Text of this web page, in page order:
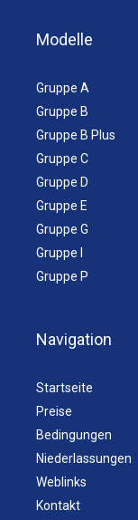
Modelle
Gruppe A
Gruppe B
Gruppe B Plus
Gruppe C
Gruppe D
Gruppe E
Gruppe G
Gruppe I
Gruppe P
Navigation
Startseite
Preise
Bedingungen
Niederlassungen
Weblinks
Kontakt